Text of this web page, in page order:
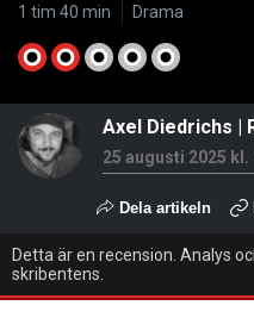
1 tim 40 min Drama
Axel Diedrichs |
25 augusti 2025 kl.
Dela artikeln
Detta är en recension. Analys
skribentens.